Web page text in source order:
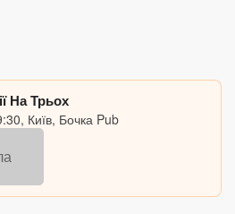
На Трьох
Київ, Бочка Pub